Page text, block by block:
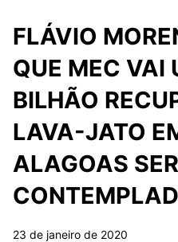
FLÁVIO
QUE MEC VAI
BILHÃO
LAVA-JATO
ALAGOAS
23 de janeiro de 2020